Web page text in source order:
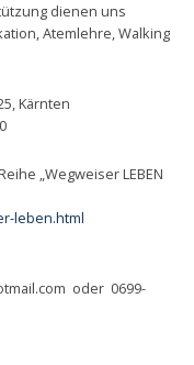
dienen uns
Atemlehre, Walking
Kärnten
„Wegweiser LEBEN
leben.html
oder 0699-